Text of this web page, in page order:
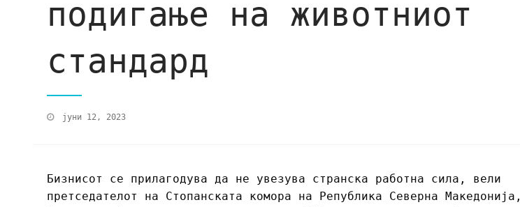
подигање на животниот
стандард
јуни 12, 2023
Бизнисот се прилагодува да не увезува странска работна сила, вели
претседателот на Стопанската комора на Република Северна